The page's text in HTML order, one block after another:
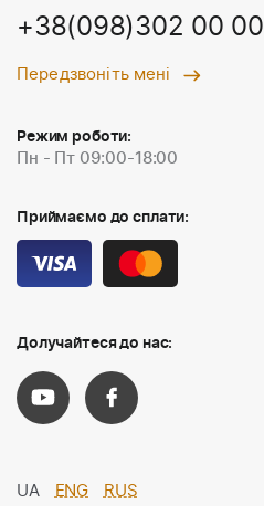
+38(098)302 00 00
Передзвоніть мені
Режим роботи:
Пн - Пт 09:00-18:00
Приймаємо до сплати:
Долучайтеся до нас:
UA ENG RUS